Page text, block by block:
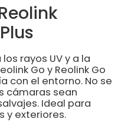
rayos UV y a la
Go y Reolink Go
con el entorno. No se
cámaras sean
Ideal para
y exteriores.